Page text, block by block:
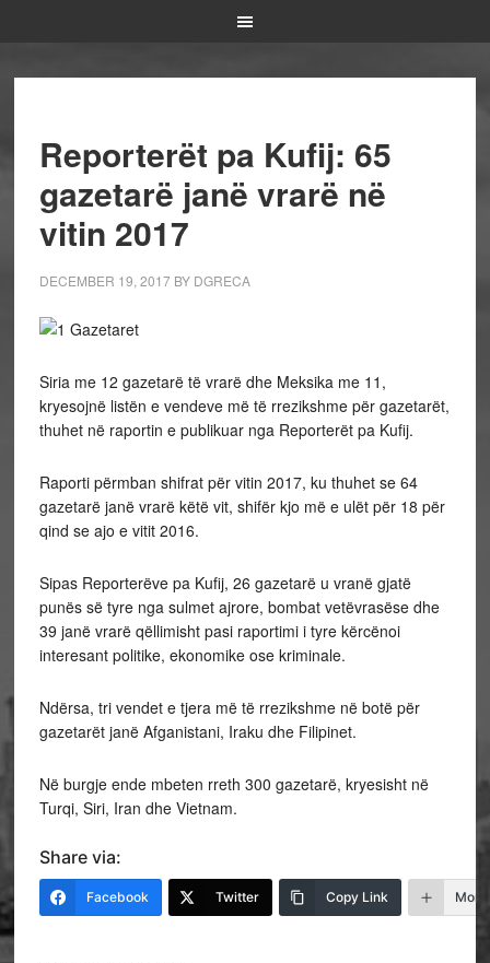
Reporterët pa Kufij: 65
gazetarë janë vrarë në
vitin 2017
DECEMBER 19, 2017BY DGRECA
Siria me 12 gazetarë të vrarë dhe Meksika me 11,
kryesojnë listën e vendeve më të rrezikshme për gazetarët,
thuhet në raportin e publikuar nga Reporterët pa Kufij.
Raporti përmban shifrat për vitin 2017, ku thuhet se 64
gazetarë janë vrarë këtë vit, shifër kjo më e ulët për 18 për
qind se ajo e vitit 2016.
Sipas Reporterëve pa Kufij, 26 gazetarë u vranë gjatë
punës së tyre nga sulmet ajrore, bombat vetëvrasëse dhe
39 janë vrarë qëllimisht pasi raportimi i tyre kërcënoi
interesant politike, ekonomike ose kriminale.
Ndërsa, tri vendet e tjera më të rrezikshme në botë për
gazetarët janë Afganistani, Iraku dhe Filipinet.
Në burgje ende mbeten rreth 300 gazetarë, kryesisht në
Turqi, Siri, Iran dhe Vietnam.
Share via:
Facebook Twitter Copy Link More